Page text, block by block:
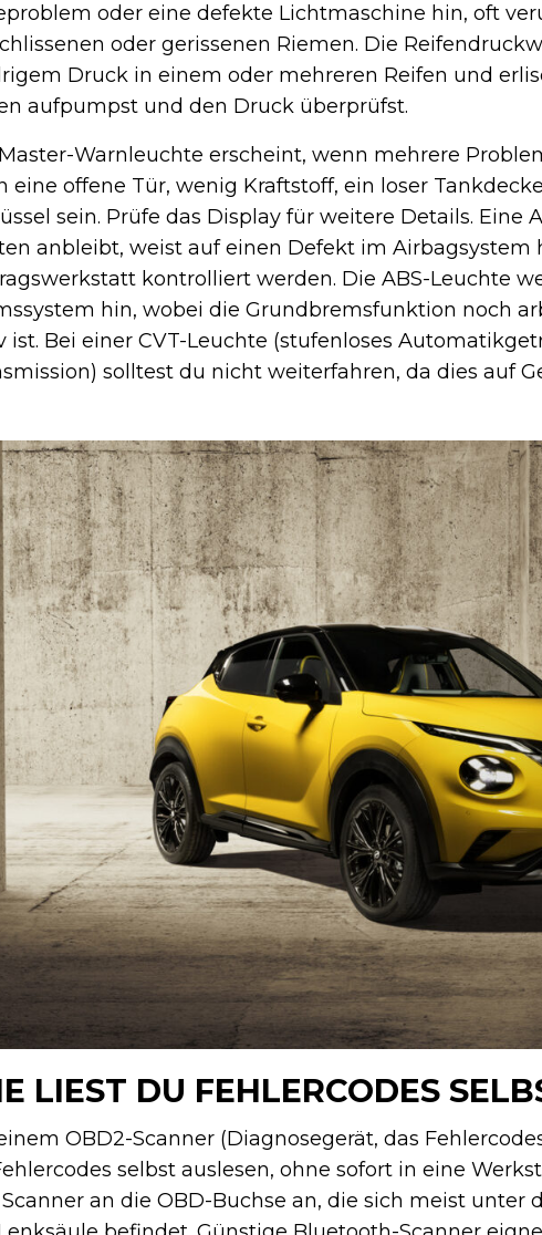
oder eine defekte Lichtmaschine hin, oft
oder gerissenen Riemen. Die
Druck in einem oder mehreren Reifen und
aufpumpst und den Druck überprüfst.
Warnleuchte erscheint, wenn mehrere
eine offene Tür, wenig Kraftstoff, ein loser
sein. Prüfe das Display für weitere Details. Eine
anbleibt, weist auf einen Defekt im Airbagsystem
kontrolliert werden. Die ABS-Leuchte
hin, wobei die Grundbremsfunktion noch
ist. Bei einer CVT-Leuchte (stufenloses
solltest du nicht weiterfahren, da dies auf
LIEST DU FEHLERCODES
OBD2-Scanner (Diagnosegerät, das
selbst auslesen, ohne sofort in eine
an die OBD-Buchse an, die sich meist